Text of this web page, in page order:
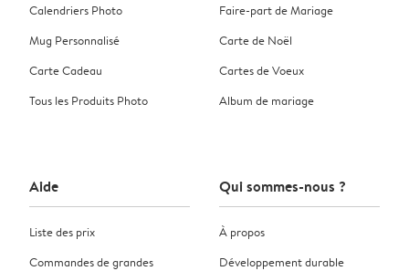
Calendriers Photo
Mug Personnalisé
Carte Cadeau
Tous les Produits Photo
Faire-part de Mariage
Carte de Noël
Cartes de Voeux
Album de mariage
Aide
Liste des prix
Commandes de grandes
Qui sommes-nous ?
À propos
Développement durable